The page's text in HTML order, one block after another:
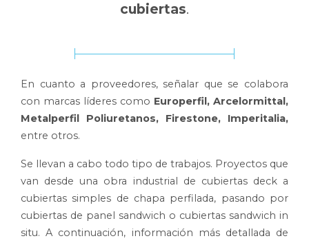
cubiertas.
En cuanto a proveedores, señalar que se colabora
con marcas líderes como Europerfil, Arcelormittal,
Metalperfil Poliuretanos, Firestone, Imperitalia,
entre otros.
Se llevan a cabo todo tipo de trabajos. Proyectos que
van desde una obra industrial de cubiertas deck a
cubiertas simples de chapa perfilada, pasando por
cubiertas de panel sandwich o cubiertas sandwich in
situ. A continuación, información más detallada de